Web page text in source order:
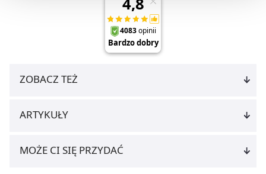
Możesz również kliknąć „Zaakceptuj niezbędne
będzie oznaczało, że nie wyrażasz zgody na
pozyskiwanie od Ciebie danych, które nie są niezbędne
dla funkcjonowania Strony. Będzie się to jednak wiązało
z brakiem dostępu do wszystkich funkcjonalności
ZOBACZ TEŻ
ARTYKUŁY
MOŻE CI SIĘ PRZYDAĆ